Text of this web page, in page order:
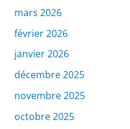
mars 2026
février 2026
janvier 2026
décembre 2025
novembre 2025
octobre 2025